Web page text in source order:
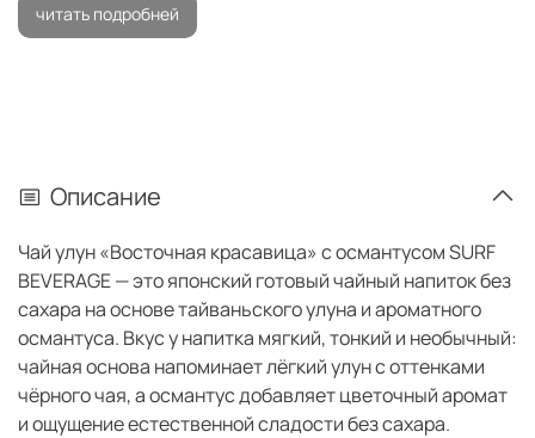
читать подробней
Описание
Чай улун «Восточная красавица» с османтусом SURF
BEVERAGE — это японский готовый чайный напиток без
сахара на основе тайваньского улуна и ароматного
османтуса. Вкус у напитка мягкий, тонкий и необычный:
чайная основа напоминает лёгкий улун с оттенками
чёрного чая, а османтус добавляет цветочный аромат
и ощущение естественной сладости без сахара.